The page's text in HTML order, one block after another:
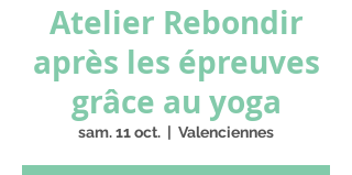
Atelier Rebondir
après les épreuves
grâce au yoga
sam. 11 oct.
  |
Valenciennes